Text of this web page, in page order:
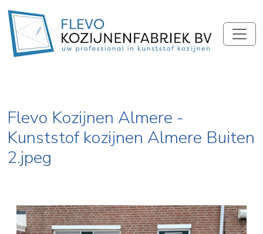
Flevo Kozijnen Almere -
Kunststof kozijnen Almere Buiten
2.jpeg